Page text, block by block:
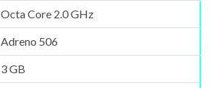
Octa Core 2.0 GHz
Adreno 506
3 GB